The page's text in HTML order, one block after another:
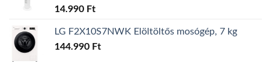
14.990 Ft
LG F2X10S7NWK Elöltöltős mosógép, 7 kg
144.990 Ft